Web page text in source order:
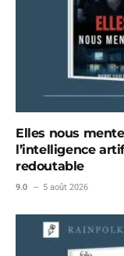
Elles nous
l’intelligence
redoutable
9.0 5 août 2026